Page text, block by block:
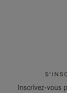
Inscrivez-vous